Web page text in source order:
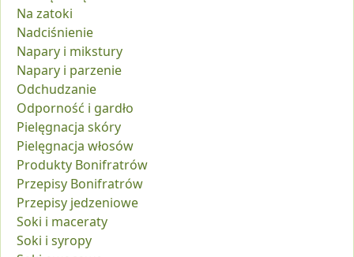
Na zatoki
Nadciśnienie
Napary i mikstury
Napary i parzenie
Odchudzanie
Odporność i gardło
Pielęgnacja skóry
Pielęgnacja włosów
Produkty Bonifratrów
Przepisy Bonifratrów
Przepisy jedzeniowe
Soki i maceraty
Soki i syropy